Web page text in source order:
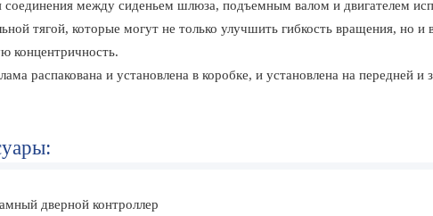
соединения между сиденьем шлюза, подъемным валом и двигателем
тягой, которые могут не только улучшить гибкость вращения, но
концентричность.
распакована и установлена в коробке, и установлена на передней и
дверной контроллер